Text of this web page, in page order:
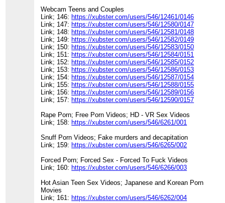
Webcam Teens and Couples
Link; 146: https://xubster.com/users/546/12461/0146
Link; 147: https://xubster.com/users/546/12580/0147
Link; 148: https://xubster.com/users/546/12581/0148
Link; 149: https://xubster.com/users/546/12582/0149
Link; 150: https://xubster.com/users/546/12583/0150
Link; 151: https://xubster.com/users/546/12584/0151
Link; 152: https://xubster.com/users/546/12585/0152
Link; 153: https://xubster.com/users/546/12586/0153
Link; 154: https://xubster.com/users/546/12587/0154
Link; 155: https://xubster.com/users/546/12588/0155
Link; 156: https://xubster.com/users/546/12589/0156
Link; 157: https://xubster.com/users/546/12590/0157
Rape Porn; Free Porn Videos; HD - VR Sex Videos
Link; 158: https://xubster.com/users/546/6261/001
Snuff Porn Videos; Fake murders and decapitation
Link; 159: https://xubster.com/users/546/6265/002
Forced Porn; Forced Sex - Forced To Fuck Videos
Link; 160: https://xubster.com/users/546/6266/003
Hot Asian Teen Sex Videos; Japanese and Korean Porn
Movies
Link; 161: https://xubster.com/users/546/6262/004